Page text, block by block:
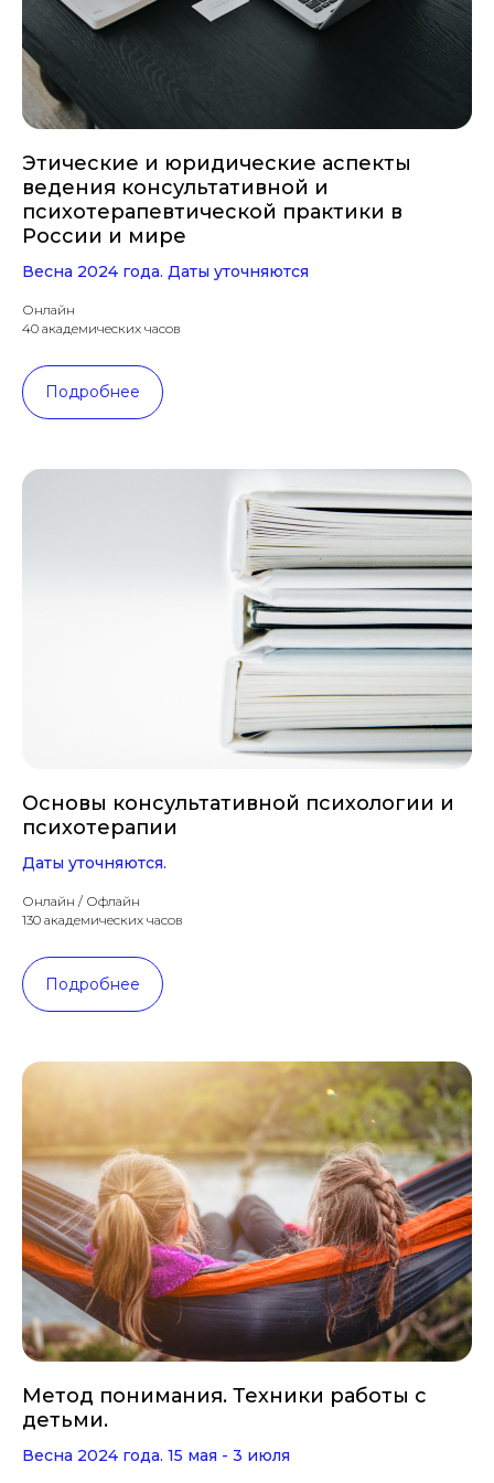
Этические и юридические аспекты
ведения консультативной и
психотерапевтической практики в
России и мире
Весна 2024 года. Даты уточняются
Онлайн
40 академических часов
Подробнее
Основы консультативной психологии и
психотерапии
Даты уточняются.
Онлайн / Офлайн
130 академических часов
Подробнее
Метод понимания. Техники работы с
детьми.
Весна 2024 года. 15 мая - 3 июля